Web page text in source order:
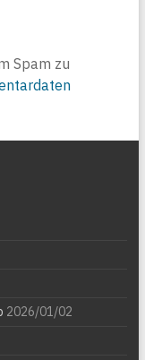
Spam zu
2026/01/02